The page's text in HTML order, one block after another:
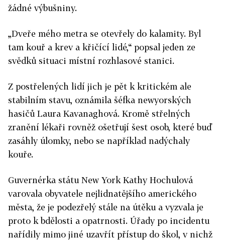
žádné výbušniny.
„Dveře mého metra se otevřely do kalamity. Byl
tam kouř a krev a křičící lidé,“ popsal jeden ze
svědků situaci místní rozhlasové stanici.
Z postřelených lidí jich je pět k kritickém ale
stabilním stavu, oznámila šéfka newyorských
hasičů Laura Kavanaghová. Kromě střelných
zranění lékaři rovněž ošetřují šest osob, které buď
zasáhly úlomky, nebo se například nadýchaly
kouře.
Guvernérka státu New York Kathy Hochulová
varovala obyvatele nejlidnatějšího amerického
města, že je podezřelý stále na útěku a vyzvala je
proto k bdělosti a opatrnosti. Úřady po incidentu
nařídily mimo jiné uzavřít přístup do škol, v nichž